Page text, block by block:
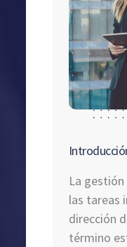
La
las tareas
dirección
término